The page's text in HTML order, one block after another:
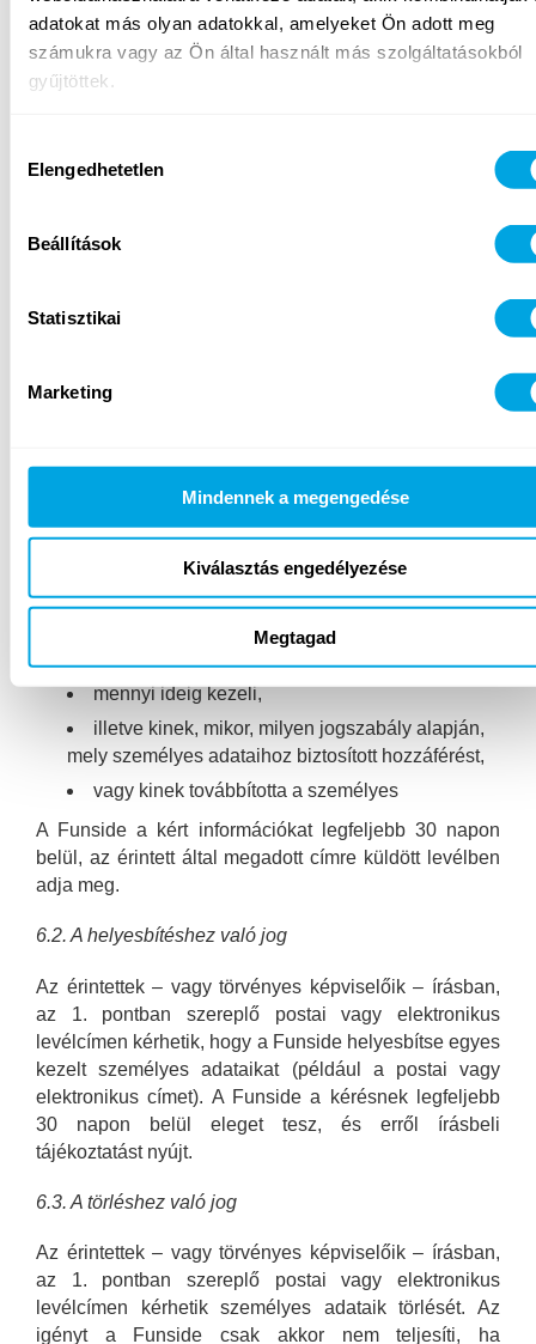
adatokat más olyan adatokkal, amelyeket Ön adott meg
számukra vagy az Ön által használt más szolgáltatásokból
gyűjtöttek.
kiválasztása
Elengedhetetlen
Beállítások
Statisztikai
Marketing
Mindennek a megengedése
Kiválasztás engedélyezése
Megtagad
tárolásához a Citrix Systems UK Limited által
fejlesztett szoftvert veszi igénybe.
A Funside és partnerei fizikai és technológiai
hozzáférés ellen. A tárolt személyes adatokhoz való
mindig ellenőrizhető, ki, mikor, milyen személyes
adataihoz fért hozzá és milyen műveleteket végzett.
6. Az adatkezeléssel kapcsolatos jogok
mennyi ideig kezeli,
illetve kinek, mikor, milyen jogszabály alapján,
mely személyes adataihoz biztosított hozzáférést,
vagy kinek továbbította a személyes
A Funside a kért információkat legfeljebb 30 napon
belül, az érintett által megadott címre küldött levélben
adja meg.
6.2. A helyesbítéshez való jog
Az érintettek – vagy törvényes képviselőik – írásban,
az 1. pontban szereplő postai vagy elektronikus
levélcímen kérhetik, hogy a Funside helyesbítse egyes
kezelt személyes adataikat (például a postai vagy
elektronikus címet). A Funside a kérésnek legfeljebb
30 napon belül eleget tesz, és erről írásbeli
tájékoztatást nyújt.
6.3. A törléshez való jog
Az érintettek – vagy törvényes képviselőik – írásban,
az 1. pontban szereplő postai vagy elektronikus
levélcímen kérhetik személyes adataik törlését. Az
igényt a Funside csak akkor nem teljesíti, ha